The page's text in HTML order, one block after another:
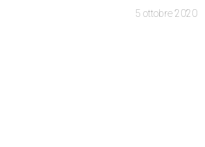
5 ottobre 2020